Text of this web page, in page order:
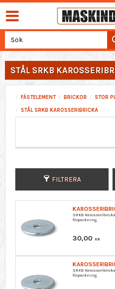
STÅL SRKB
FÄSTELEMENT BRICKOR
STOR
STÅL SRKB KAROSSERIBRICKA
FILTRERA
SRKB
förpackning.
30,00 KR
SRKB
förpackning.